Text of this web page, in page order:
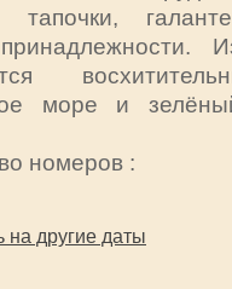
море и
номеров :
на другие даты